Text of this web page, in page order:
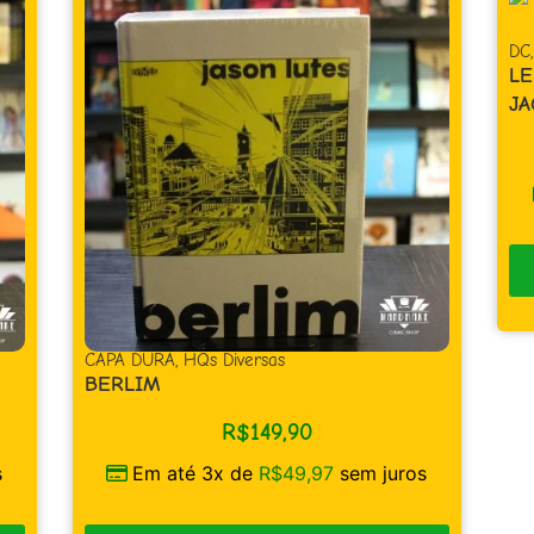
LENDAS DO UNIVERSO DC – OMAC –
JACK KIRBY
R$39,90
Em até 1x deR$39,90sem juros
COMPRAR